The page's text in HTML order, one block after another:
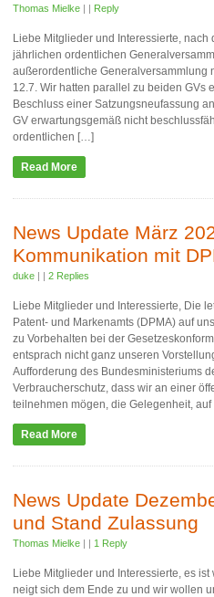
Thomas Mielke | | Reply
Liebe Mitglieder und Interessierte, nach
jährlichen ordentlichen
außerordentliche Generalversammlung
12.7. Wir hatten parallel zu beiden GVs
Beschluss einer Satzungsneufassung
GV erwartungsgemäß nicht
ordentlichen […]
Read More
News Update März
Kommunikation mit
duke | | 2 Replies
Liebe Mitglieder und Interessierte, Die
Patent- und Markenamts (DPMA) auf
zu Vorbehalten bei der
entsprach nicht ganz unseren
Aufforderung des Bundesministeriums
Verbraucherschutz, dass wir an einer
teilnehmen mögen, die Gelegenheit,
Read More
News Update
und Stand Zulassung
Thomas Mielke | | 1 Reply
Liebe Mitglieder und Interessierte, es
neigt sich dem Ende zu und wir wollen